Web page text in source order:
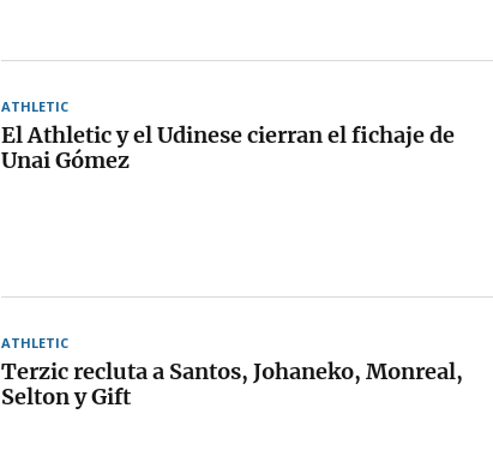
ATHLETIC
El Athletic y el Udinese cierran el fichaje de
Unai Gómez
ATHLETIC
Terzic recluta a Santos, Johaneko, Monreal,
Selton y Gift